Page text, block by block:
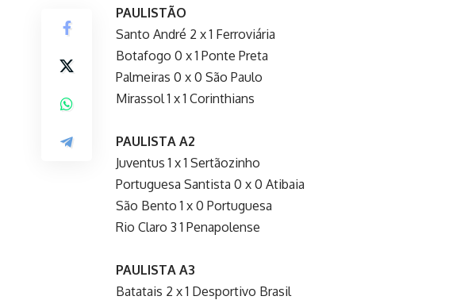
PAULISTÃO
Santo André 2 x 1 Ferroviária
Botafogo 0 x 1 Ponte Preta
Palmeiras 0 x 0 São Paulo
Mirassol 1 x 1 Corinthians
PAULISTA A2
Juventus 1 x 1 Sertãozinho
Portuguesa Santista 0 x 0 Atibaia
São Bento 1 x 0 Portuguesa
Rio Claro 3 1 Penapolense
PAULISTA A3
Batatais 2 x 1 Desportivo Brasil